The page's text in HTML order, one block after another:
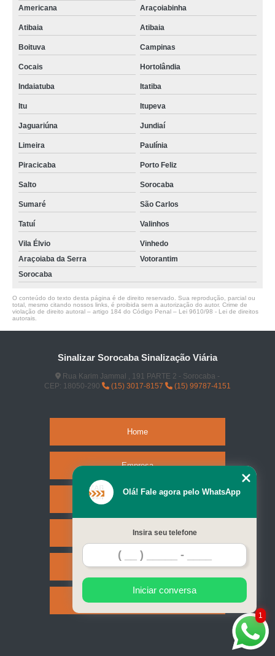
Americana
Araçoiabinha
Atibaia Atibaia
Boituva Campinas
Cocais Hortolândia
Indaiatuba Itatiba
Itu Itupeva
Jaguariúna Jundiaí
Limeira Paulínia
Piracicaba Porto Feliz
Salto Sorocaba
Sumaré São Carlos
Tatuí Valinhos
Vila Élvio
Vinhedo
Araçoiaba da Serra
Votorantim
Sorocaba
O conteúdo do texto desta página é de direito reservado. Sua reprodução, parcial ou
total, mesmo citando nossos links, é proibida sem a autorização do autor. Crime de
violação de direito autoral – artigo 184 do Código Penal – Lei 9610/98 - Lei de direitos
autorais
Sinalizar Sorocaba Sinalização Viária
Rua Karim Jammal , 191 PARTE 2 - Sorocaba -
CEP: 18050-290
(15) 3017-8157 (15) 99787-4151
Home
Empresa
Serviços
Contato
Mapa do site
1
Olá! Fale agora pelo WhatsApp
Insira seu telefone
Iniciar conversa